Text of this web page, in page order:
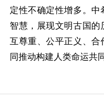
定性不确定性增多。
智慧，展现文明古国的
互尊重、公平正义、
同推动构建人类命运共